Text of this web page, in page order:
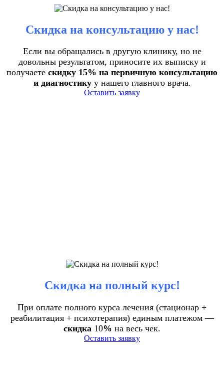
Скидка на консультацию у нас!
Если вы обращались в другую клинику, но не
довольны результатом, приносите их выписку и
получаете скидку 15% на первичную консультацию
и диагностикуу нашего главного врача.
Оставить заявку
Скидка на полный курс!
При оплате полного курса лечения (стационар +
реабилитация + психотерапия) единым платежом —
скидка 10% на весь чек.
Оставить заявку